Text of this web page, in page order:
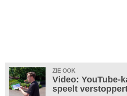
ZIE OOK
Video: YouTube-
speelt